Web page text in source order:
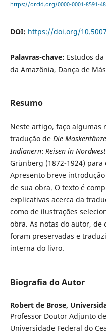
https://orcid.org/0000-0001-8591-
DOI: https://doi.org/
Palavras-chave: Estudos
da Amazônia, Dança de
Resumo
Neste artigo, faço algumas
tradução de Die Maskentänze
Indianern: Reisen in
Grünberg (1872-1924)
Apresento breve
de sua obra. O texto é
explicativas acerca da
como de ilustrações
obra. As notas do autor,
foram preservadas e
interna do livro.
Biografia do Autor
Robert de Brose,
Professor Doutor Adjunto
Universidade Federal do